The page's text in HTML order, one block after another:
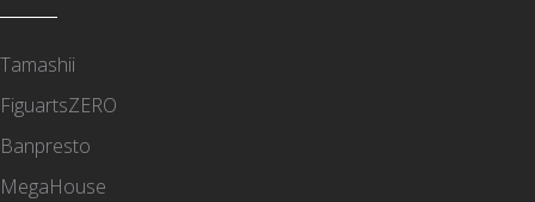
Tamashii
FiguartsZERO
Banpresto
MegaHouse